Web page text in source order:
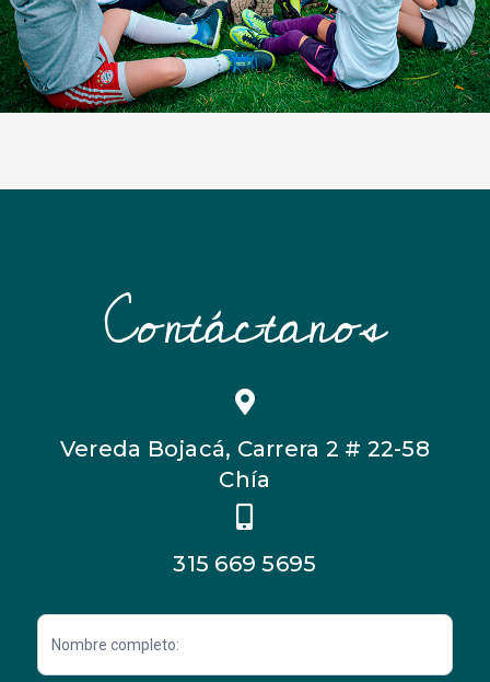
Contáctanos
Vereda Bojacá, Carrera 2 # 22-58
Chía
315 669 5695
Contacto